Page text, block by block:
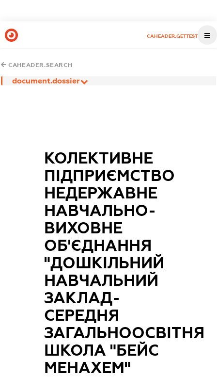
CAHEADER.GETTEST
CAHEADER.SEARCH
document.dossier
КОЛЕКТИВНЕ
ПІДПРИЄМСТВО
НЕДЕРЖАВНЕ
НАВЧАЛЬНО-
ВИХОВНЕ
ОБ'ЄДНАННЯ
"ДОШКІЛЬНИЙ
НАВЧАЛЬНИЙ
ЗАКЛАД-
СЕРЕДНЯ
ЗАГАЛЬНООСВІТНЯ
ШКОЛА "БЕЙС
МЕНАХЕМ"